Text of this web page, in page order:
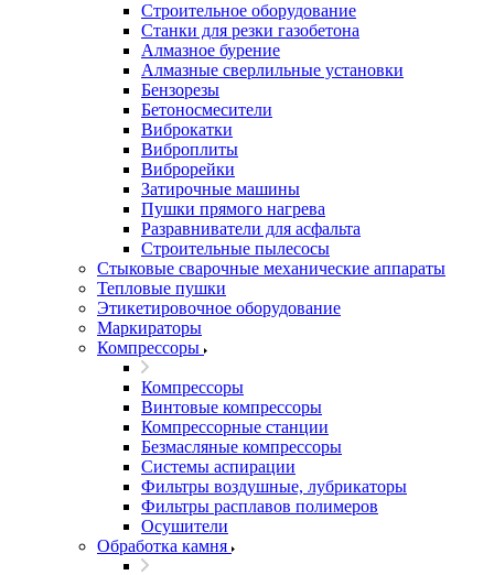
Строительное оборудование
Станки для резки газобетона
Алмазное бурение
Алмазные сверлильные установки
Бензорезы
Бетоносмесители
Виброкатки
Виброплиты
Виброрейки
Затирочные машины
Пушки прямого нагрева
Разравниватели для асфальта
Строительные пылесосы
Стыковые сварочные механические аппараты
Тепловые пушки
Этикетировочное оборудование
Маркираторы
Компрессоры
Компрессоры
Винтовые компрессоры
Компрессорные станции
Безмасляные компрессоры
Системы аспирации
Фильтры воздушные, лубрикаторы
Фильтры расплавов полимеров
Осушители
Обработка камня